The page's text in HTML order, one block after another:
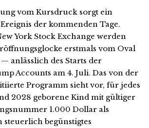
vom Kursdruck sorgt ein
der kommenden Tage.
York Stock Exchange werden
erstmals vom Oval
anlässlich des Starts der
Accounts am 4. Juli. Das von der
Programm sieht vor, für jedes
2028 geborene Kind mit gültiger
1.000 Dollar als
steuerlich begünstigtes